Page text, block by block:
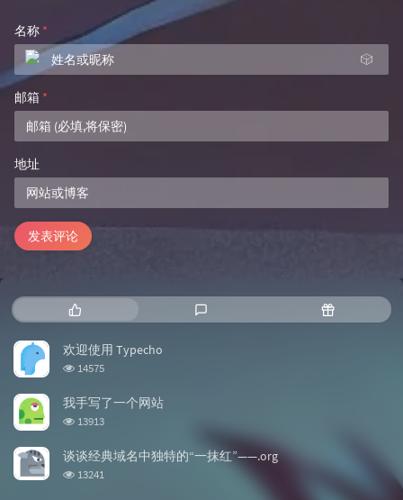
名称 *
🎲
邮箱 *
地址
发表评论
热门文章 随机文章
欢迎使用 Typecho
浏览次数:
14575
我手写了一个网站
浏览次数:
13913
谈谈经典域名中独特的“一抹红”——.org
浏览次数:
13241